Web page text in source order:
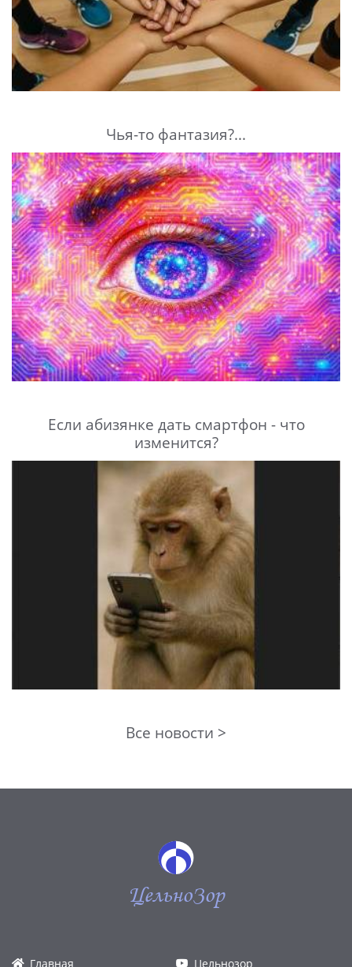
Чья-то фантазия?...
Если абизянке дать смартфон - что
изменится?
Все новости >
ЦельноЗор
Главная Цельнозор